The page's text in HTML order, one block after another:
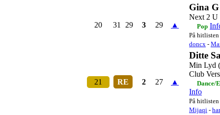
20 31 29 3 29 ▲
Gina G
Next 2 U
Pop
På hitlisten
doncx -
21 RE 2 27 ▲
Ditte
Min Lyd
Club
Dance/
Info
På hitlisten
Mijaqi -